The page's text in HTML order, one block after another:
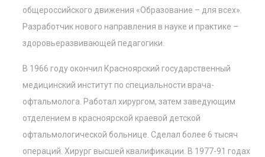
общероссийского движения «Образование – для всех».
Разработчик нового направления в науке и практике –
здоровьеразвивающей педагогики.
В 1966 году окончил Красноярский государственный
медицинский институт по специальности врача-
офтальмолога. Работал хирургом, затем заведующим
отделением в красноярской краевой детской
офтальмологической больнице. Сделал более 6 тысяч
операций. Хирург высшей квалификации. В 1977-91 годах